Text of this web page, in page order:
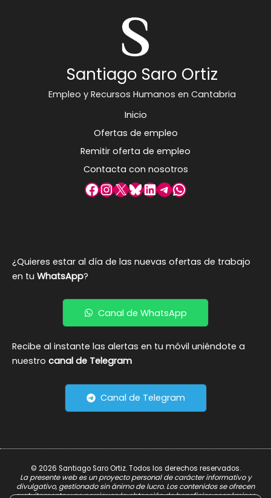
Santiago Saro Ortiz
Empleo y Recursos Humanos en Cantabria
Inicio
Ofertas de empleo
Remitir oferta de empleo
Contacta con nosotros
Facebook
Instagram
X Bluesky
LinkedIn
Telegram
WhatsApp
¿Quieres estar al día de las nuevas ofertas de trabajo
en tu WhatsApp?
Canal de WhatsApp
Recibe al instante las alertas en tu móvil uniéndote a
nuestro canal de Telegram
Canal de Telegram
© 2026 Santiago Saro Ortiz. Todos los derechos reservados.
La presente web es un proyecto personal de carácter informativo y
divulgativo, gestionado sin ánimo de lucro. Los contenidos se ofrecen
gratuitamente y no persiguen la obtención de beneficios económicos.